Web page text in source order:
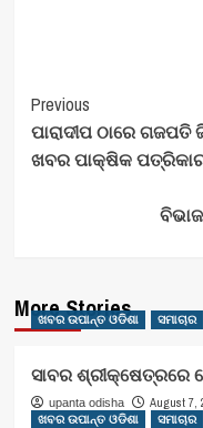
Post
Navigation
Previous
ପାରାଦୀପ ଠାରେ
ଖବର ପାକ୍ଷିକ
More Stories
ଖବର ଉପାନ୍ତ ଓଡିଶା ସମାଚାର
ସାବର ଶ୍ରୀକ୍ଷେତ୍ରରେ
upanta odisha
August 7,
ଖବର ଉପାନ୍ତ ଓଡିଶା
ସମାଚାର